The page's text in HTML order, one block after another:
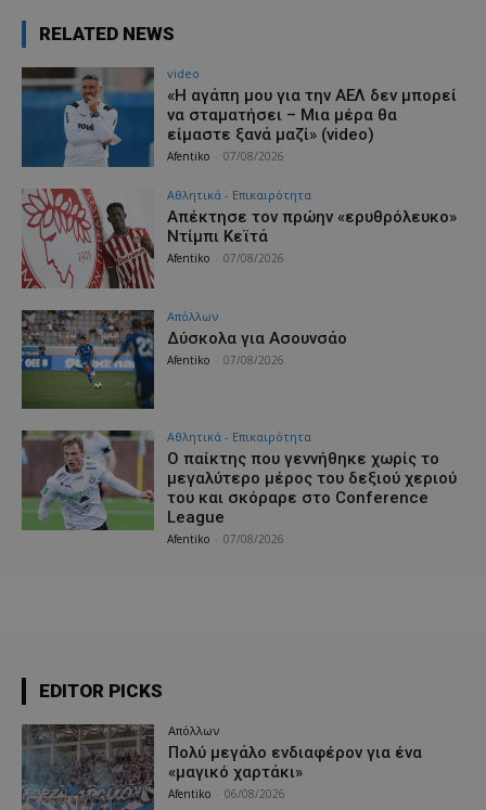
RELATED NEWS
video
«Η αγάπη μου για την ΑΕΛ δεν μπορεί
να σταματήσει – Μια μέρα θα
είμαστε ξανά μαζί» (video)
Afentiko 07/08/2026
Αθλητικά - Επικαιρότητα
Απέκτησε τον πρώην «ερυθρόλευκο»
Ντίμπι Κεϊτά
Afentiko 07/08/2026
Απόλλων
Δύσκολα για Ασουνσάο
Afentiko 07/08/2026
Αθλητικά - Επικαιρότητα
Ο παίκτης που γεννήθηκε χωρίς το
μεγαλύτερο μέρος του δεξιού χεριού
του και σκόραρε στο Conference
League
Afentiko 07/08/2026
EDITOR PICKS
Απόλλων
Πολύ μεγάλο ενδιαφέρον για ένα
«μαγικό χαρτάκι»
Afentiko 06/08/2026